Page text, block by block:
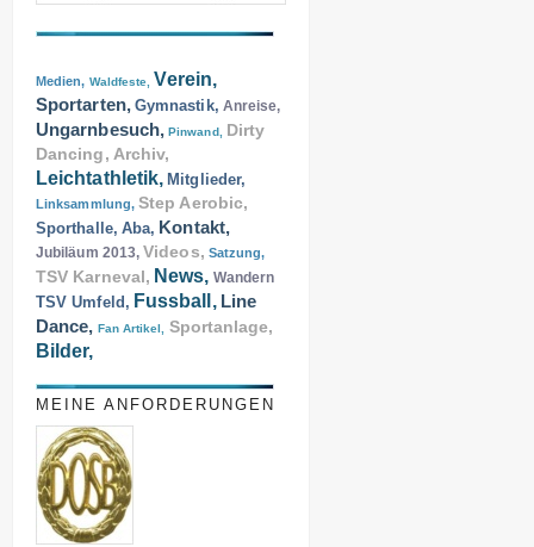
Medien, Waldfeste, Verein,
Sportarten, Gymnastik, Anreise,
Ungarnbesuch, Pinwand,
Dirty
Dancing, Archiv,
Leichtathletik, Mitglieder,
Linksammlung, Step Aerobic,
Sporthalle, Aba, Kontakt,
Jubiläum 2013, Videos, Satzung,
TSV Karneval, News, Wandern
TSV Umfeld, Fussball, Line
Dance, Fan Artikel, Sportanlage,
Bilder,
MEINE ANFORDERUNGEN